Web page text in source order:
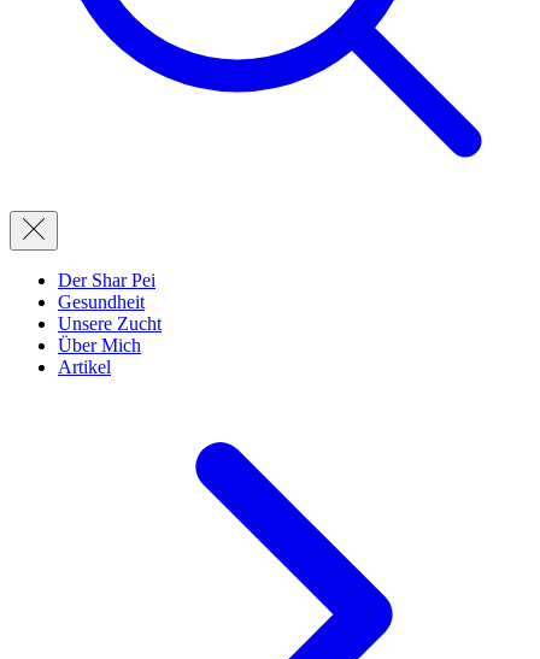
Der Shar Pei
Gesundheit
Unsere Zucht
Über Mich
Artikel